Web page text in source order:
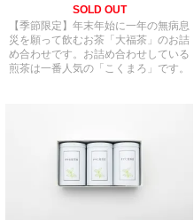
SOLD OUT
【季節限定】年末年始に一年の無病息
災を願って飲むお茶「大福茶」のお詰
め合わせです。お詰め合わせしている
煎茶は一番人気の「こくまろ」です。